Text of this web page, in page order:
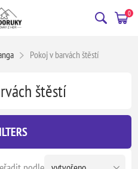
0
Pokoj v barvách štěstí
štěstí